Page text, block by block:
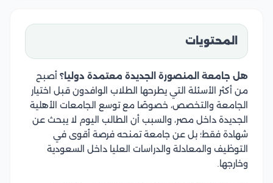
المحتويات
هل جامعة المنصورة الجديدة معتمدة دوليا؟ أصبح
من أكثر الأسئلة التي يطرحها الطلاب الوافدون قبل اختيار
الجامعة والتخصص، خصوصًا مع توسع الجامعات الأهلية
الجديدة داخل مصر، والسبب أن الطالب اليوم لا يبحث عن
شهادة فقط؛ بل عن جامعة تمنحه فرصة أقوى في
التوظيف والمعادلة والدراسات العليا داخل السعودية
وخارجها.